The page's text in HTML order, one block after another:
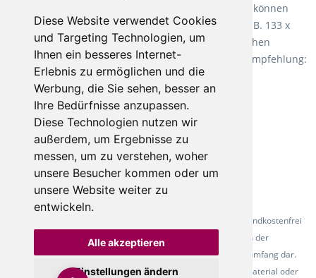
Diese Website verwendet Cookies
und Targeting Technologien, um
Ihnen ein besseres Internet-
Erlebnis zu ermöglichen und die
Werbung, die Sie sehen, besser an
Ihre Bedürfnisse anzupassen.
Diese Technologien nutzen wir
außerdem, um Ergebnisse zu
messen, um zu verstehen, woher
unsere Besucher kommen oder um
unsere Website weiter zu
entwickeln.
Alle akzeptieren
Einstellungen ändern
machen es schon lange vor. Sie können
Teppich in Ihrem gewünschten Sondermaß kaufen, z.B. 133 x
60cm. Vor allem in Schlafzimmern aufgrund der weichen
Oberfläche ein sehr beliebter Zusatzboden. Unsere Empfehlung:
Fletco Fluffy und Fletco Hermelin
* Alle Preise inkl. gesetzl. Mehrwertsteuer - Alle Artikel versandkostenfrei
ab 500 Euro in Deutschland! Die Abbildungen dienen der
Produktpräsentation und stellen nicht zwingend den Lieferumfang dar.
Farbunterschiede der Abbildungen können durch das Fotomaterial oder